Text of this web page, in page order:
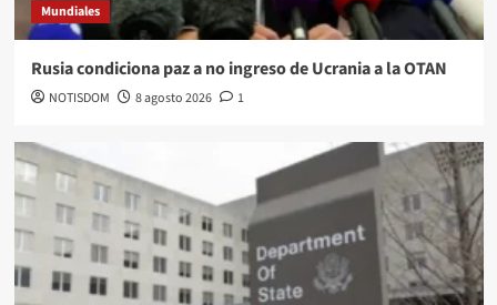
Mundiales
Rusia condiciona paz a no ingreso de Ucrania a la OTAN
NOTISDOM 8 agosto 2026 1